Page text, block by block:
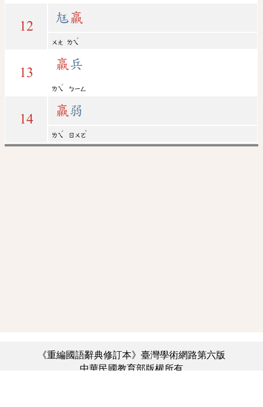
12
尪 羸
ㄨㄤ ㄌㄟ
ˊ
13
羸兵
ㄌㄟ
ˊ
ㄅㄧㄥ
14
羸弱
ㄌㄟ
ˊ
ㄖㄨㄛ
ˋ
《重編國語辭典修訂本》臺灣學術網路第六版
中華民國教育部版權所有